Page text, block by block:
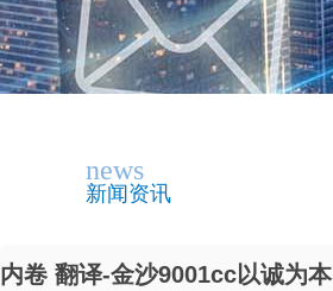
news
新闻资讯
内卷 翻译-金沙9001cc以诚为本